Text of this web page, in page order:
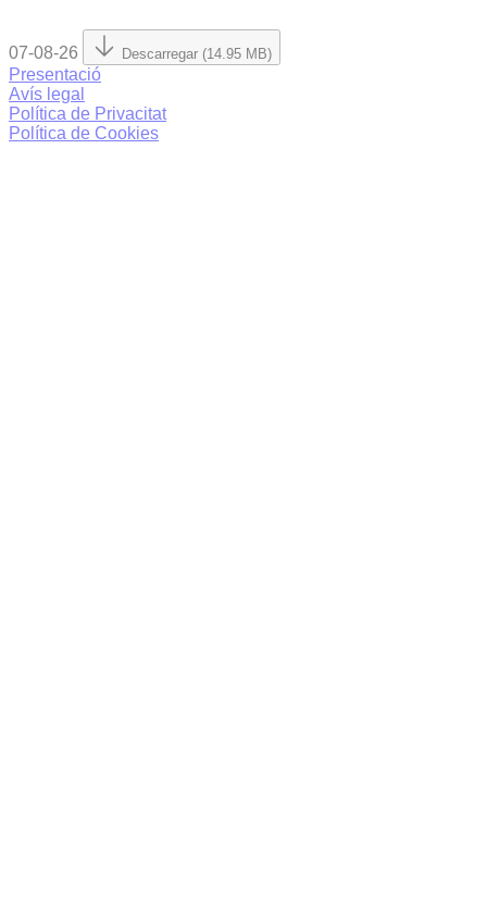
07-08-26 Descarregar (14.95 MB)
Presentació
Avís legal
Política de Privacitat
Política de Cookies